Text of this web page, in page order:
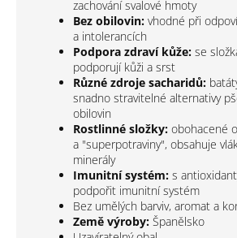
zachování svalové hmoty
Bez obilovin: vhodné při
a intolerancích
Podpora zdraví kůže: se
podporují kůži a srst
Různé zdroje sacharidů:
snadno stravitelné alternativy
obilovin
Rostlinné složky: obohacené
a "superpotraviny", obsahuje
minerály
Imunitní systém: s
podpořit imunitní systém
Bez umělých barviv, aromat a
Země výroby: Španělsko